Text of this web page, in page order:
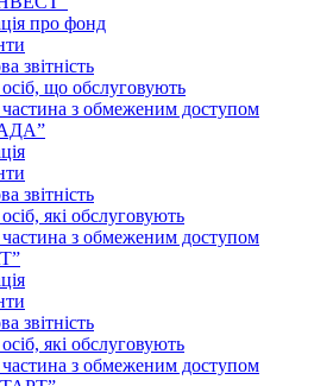
про фонд
звітність
що обслуговують
частина з обмеженим доступом
звітність
які обслуговують
частина з обмеженим доступом
звітність
які обслуговують
частина з обмеженим доступом